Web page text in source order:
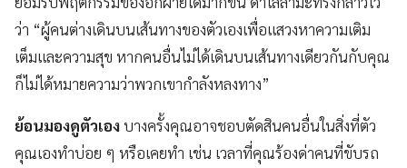
ว่า “ผู้คนต่างเดินบนเส้นทางของตัวเองเพื่อแสวงหาความเติม
เต็มและความสุข หากคนอื่นไม่ได้เดินบนเส้นทางเดียวกันกับคุณ
ก็ไม่ได้หมายความว่าพวกเขากำลังหลงทาง”
ย้อนมองดูตัวเองบางครั้งคุณอาจชอบตัดสินคนอื่นในสิ่งที่ตัว
คุณเองทำบ่อย ๆ หรือเคยทำ เช่น เวลาที่คุณร้องด่าคนที่ขับรถ